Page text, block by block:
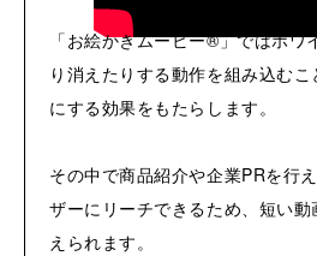
「お絵かきムービー®」ではホワ
り消えたりする動作を組み込む
にする効果をもたらします。
その中で商品紹介や企業PRを行
ザーにリーチできるため、短い
えられます。